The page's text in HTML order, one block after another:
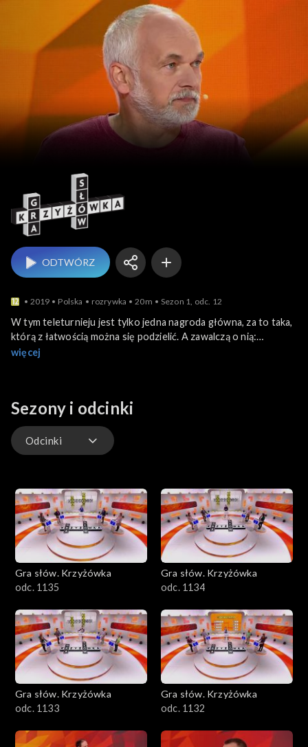
Gra słów. Krzyżówka
ODTWÓRZ
2019 Polska rozrywka 20m Sezon 1, odc. 12
W tym teleturnieju jest tylko jedna nagroda główna, za to taka,
którą z łatwością można się podzielić. A zawalczą o nią:
entuzjasta sportu - Janusz, lubiący historię i filmy Barei - Mirek,
więcej
Sezony i odcinki
Odcinki
Gra słów. Krzyżówka
odc. 1135
Gra słów. Krzyżówka
odc. 1134
Gra słów. Krzyżówka
odc. 1133
Gra słów. Krzyżówka
odc. 1132